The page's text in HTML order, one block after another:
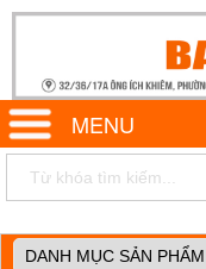
MENU